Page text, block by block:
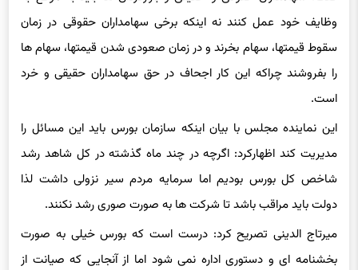
وظایف خود عمل کنند نه اینکه برخی سهامداران حقوقی در زمان
سقوط قیمتها، سهام بخرند و در زمان صعودی شدن قیمتها، سهام ها
را بفروشند چراکه این کار اجحاف در حق سهامداران حقیقی و خرد
است.
این نماینده مجلس با بیان اینکه سازمان بورس باید این مسائل را
مدیریت کند اظهارکرد: اگرچه در چند ماه گذشته در کل شاهد رشد
شاخص کل بورس بودیم اما سرمایه مردم سیر نزولی داشت لذا
دولت باید مراقب باشد تا شرکت ها به صورت صوری رشد نکنند.
میرتاج الدینی تصریح کرد: درست است که بورس خیلی به صورت
بخشنامه ای و دستوری اداره نمی شود اما از آنجایی که صیانت از